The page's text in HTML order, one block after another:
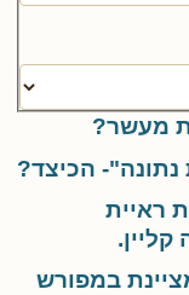
מעשר?
הכיצד?
ראיית
במפורש